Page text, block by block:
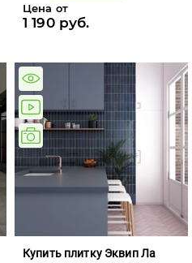
Цена от
1 190 руб.
Купить плитку Эквип Ла